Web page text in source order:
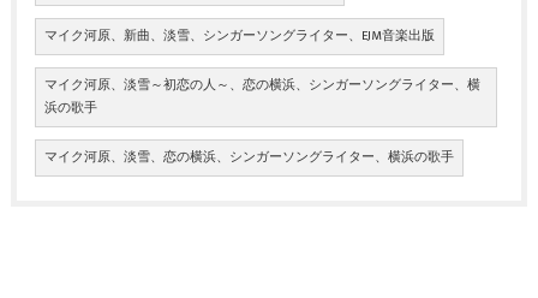
マイク河原、新曲、淡雪、シンガーソングライター、EJM音楽出版
マイク河原、淡雪～初恋の人～、恋の横浜、シンガーソングライター、横
浜の歌手
マイク河原、淡雪、恋の横浜、シンガーソングライター、横浜の歌手